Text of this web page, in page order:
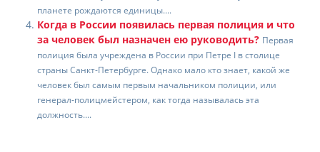
планете рождаются единицы....
Когда в России появилась первая полиция и что
за человек был назначен ею руководить? Первая
полиция была учреждена в России при Петре I в столице
страны Санкт-Петербурге. Однако мало кто знает, какой же
человек был самым первым начальником полиции, или
генерал-полицмейстером, как тогда называлась эта
должность....